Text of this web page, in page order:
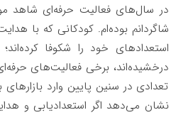
در سال‌های فعالیت حرفه‌ای شاهد
شاگردانم بوده‌ام. کودکانی که با
استعدادهای خود را شکوفا
درخشیده‌اند، برخی فعالیت‌های
تعدادی در سنین پایین وارد بازارهای
نشان می‌دهد اگر استعدادیابی و